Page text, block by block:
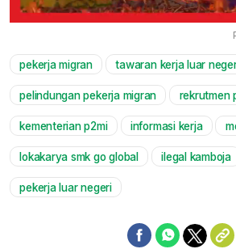
pekerja migran tawaran kerja luar
pelindungan pekerja migran rekrutmen
kementerian p2mi informasi kerja
lokakarya smk go global ilegal kamboja
pekerja luar negeri